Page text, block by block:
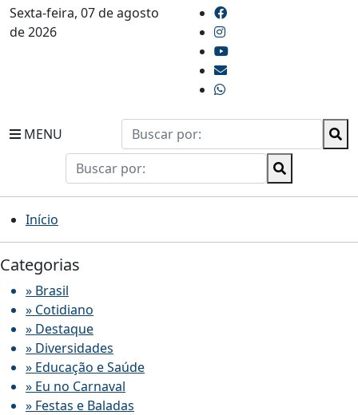
Sexta-feira, 07 de agosto
de 2026
MENU
Início
Categorias
» Brasil
» Cotidiano
» Destaque
» Diversidades
» Educação e Saúde
» Eu no Carnaval
» Festas e Baladas